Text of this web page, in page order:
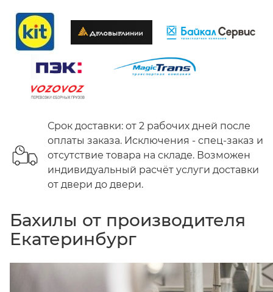
Срок доставки: от 2 рабочих дней после
оплаты заказа. Исключения - спец-заказ и
отсутствие товара на складе. Возможен
индивидуальный расчёт услуги доставки
от двери до двери.
Бахилы от производителя
Екатеринбург